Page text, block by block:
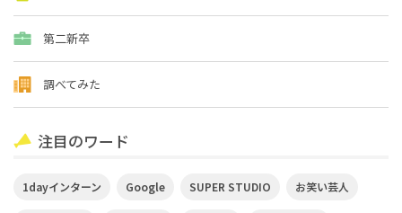
第二新卒
調べてみた
注目のワード
1dayインターン Google SUPER STUDIO お笑い芸人